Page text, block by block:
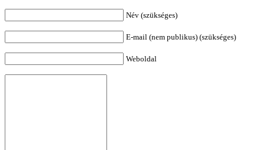
Név (szükséges)
E-mail (nem publikus) (szükséges)
Weboldal